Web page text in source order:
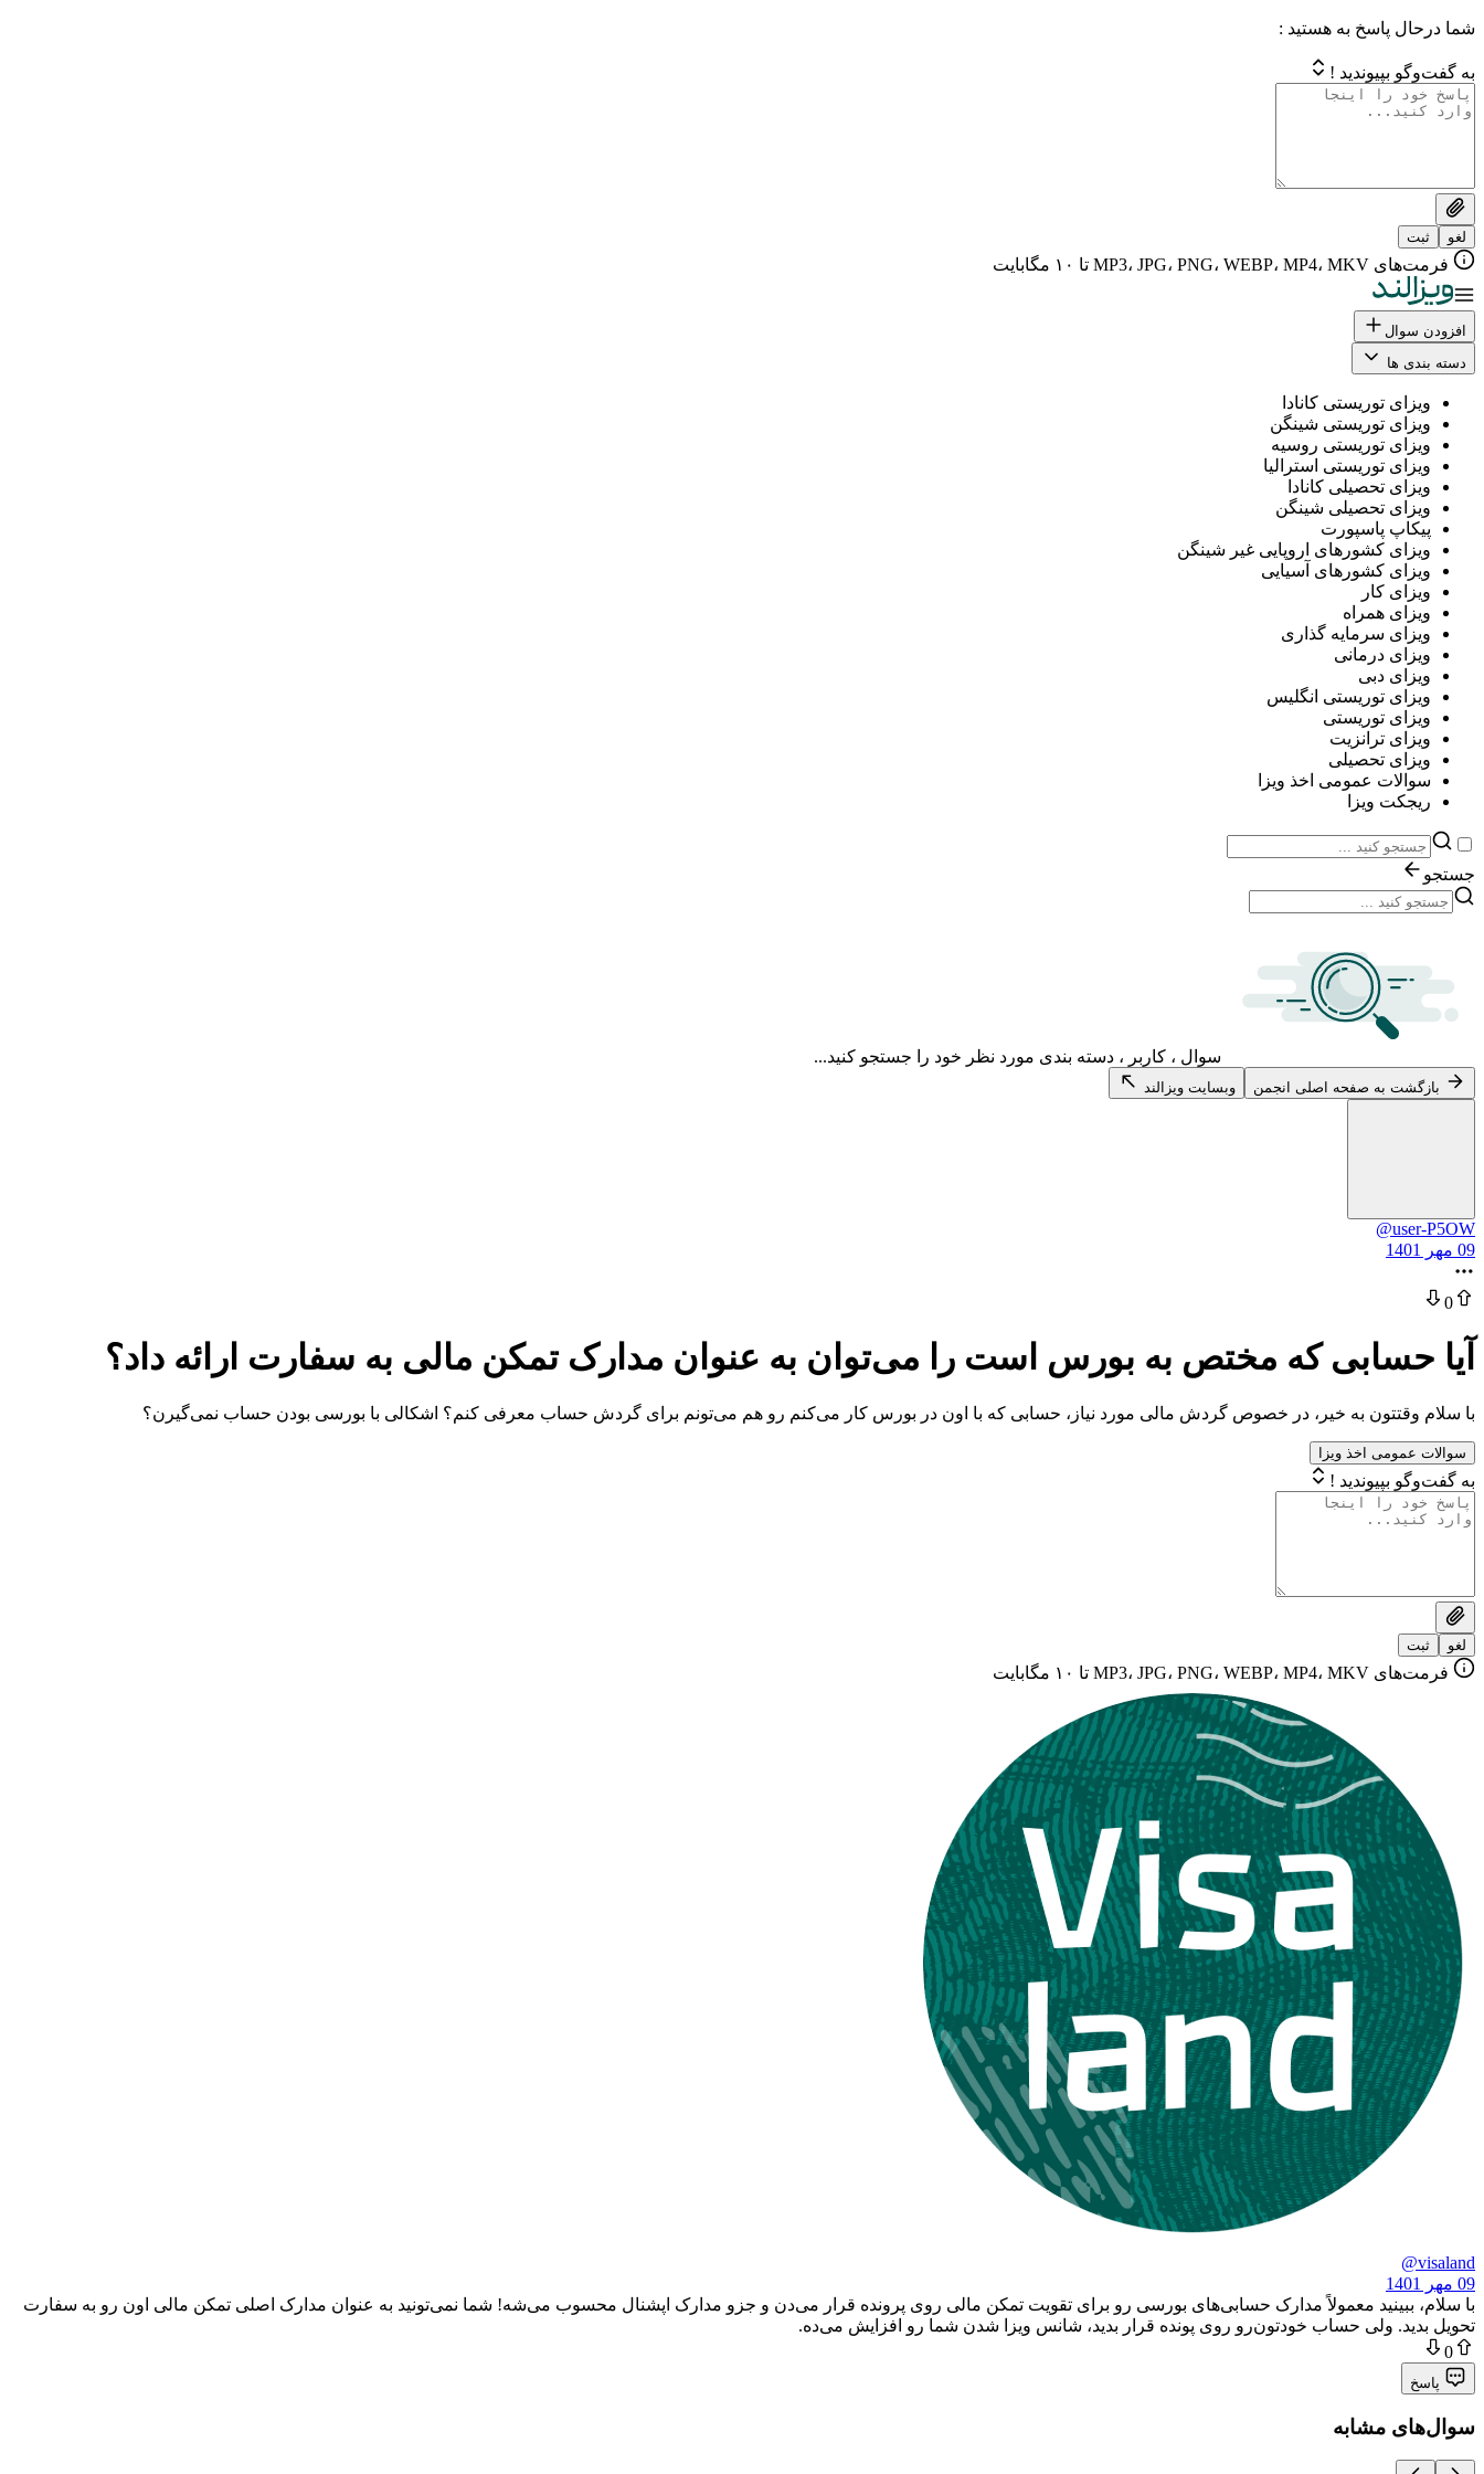
شما درحال پاسخ به هستید :
به گفت‌وگو بپیوندید !
لغو ثبت
فرمت‌های MP3، JPG، PNG، WEBP، MP4، MKV تا ۱۰ مگابایت
افزودن سوال
دسته بندی ها
ویزای توریستی کانادا
ویزای توریستی شینگن
ویزای توریستی روسیه
ویزای توریستی استرالیا
ویزای تحصیلی کانادا
ویزای تحصیلی شینگن
پیکاپ پاسپورت
ویزای کشورهای اروپایی غیر شینگن
ویزای کشورهای آسیایی
ویزای کار
ویزای همراه
ویزای سرمایه گذاری
ویزای درمانی
ویزای دبی
ویزای توریستی انگلیس
ویزای توریستی
ویزای ترانزیت
ویزای تحصیلی
سوالات عمومی اخذ ویزا
ریجکت ویزا
جستجو
سوال ، کاربر ، دسته بندی مورد نظر خود را جستجو کنید...
بازگشت به صفحه اصلی انجمن وبسایت ویزالند
@user-P5OW
09 مهر 1401
0
آیا حسابی که مختص به بورس است را می‌توان به عنوان مدارک تمکن مالی به سفارت ارائه داد؟
با سلام وقتتون به خیر، در خصوص گردش مالی مورد نیاز، حسابی که با اون در بورس کار می‌کنم رو هم می‌تونم برای گردش حساب معرفی کنم؟ اشکالی با بورسی بودن حساب نمی‌گیرن؟
سوالات عمومی اخذ ویزا
به گفت‌وگو بپیوندید !
لغو ثبت
فرمت‌های MP3، JPG، PNG، WEBP، MP4، MKV تا ۱۰ مگابایت
@visaland
09 مهر 1401
با سلام، ببینید معمولاً مدارک حسابی‌های بورسی رو برای تقویت تمکن مالی روی پرونده قرار می‌دن و جزو مدارک اپشنال محسوب می‌شه! شما نمی‌تونید به عنوان مدارک اصلی تمکن مالی اون رو به سفارت
تحویل بدید. ولی حساب خودتون‌رو روی پونده قرار بدید، شانس ویزا شدن شما رو افزایش می‌ده.
0
پاسخ
سوال‌های مشابه